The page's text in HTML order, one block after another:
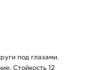
под глазами.
Стойкость 12